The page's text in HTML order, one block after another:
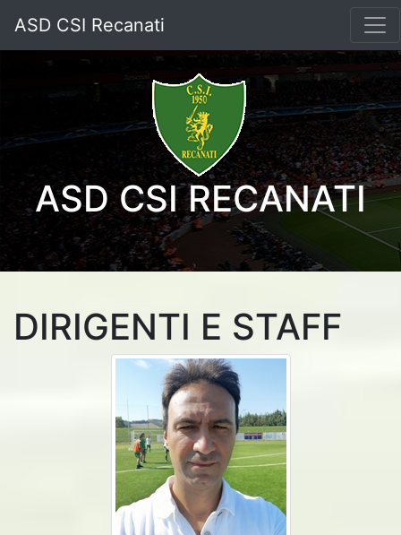
ASD CSI Recanati
ASD CSI RECANATI
DIRIGENTI E STAFF